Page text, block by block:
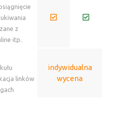
z
itp.
linków
indywidualna
wycena